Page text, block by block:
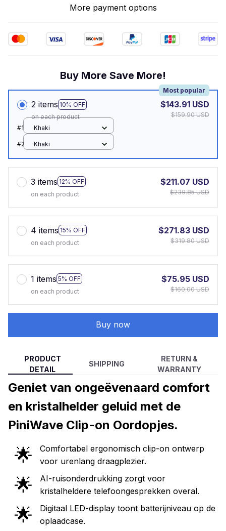
More payment options
Buy More Save More!
2 items 10% OFF
Most popular
on each product
$143.91 USD
$159.90 USD
#1
Khaki
#2 Khaki
3 items 12% OFF
on each product
$211.07 USD
$239.85 USD
4 items 15% OFF
on each product
$271.83 USD
$319.80 USD
1 items 5% OFF
on each product
$75.95 USD
$160.00 USD
Buy now
PRODUCT
DETAIL
SHIPPING
RETURN &
WARRANTY
Geniet van ongeëvenaard comfort
en kristalhelder geluid met de
PiniWave Clip-on Oordopjes.
🌟
Comfortabel ergonomisch clip-on ontwerp
voor urenlang draagplezier.
🌟
AI-ruisonderdrukking zorgt voor
kristalheldere telefoongesprekken overal.
🌟
Digitaal LED-display toont batterijniveau op de
oplaadcase.